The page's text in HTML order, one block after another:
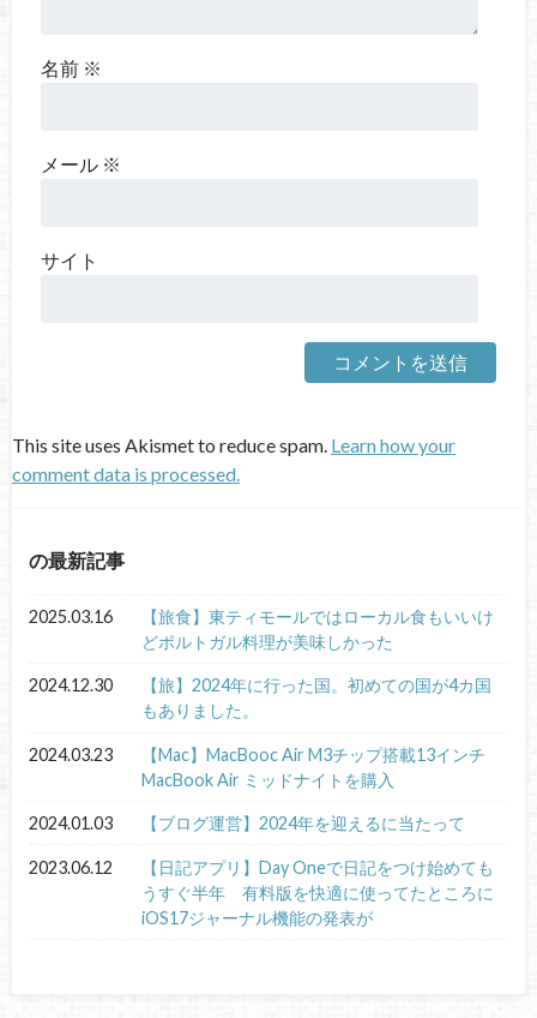
名前 ※
メール ※
サイト
This site uses Akismet to reduce spam. Learn how your
comment data is processed.
の最新記事
2025.03.16
【旅食】東ティモールではローカル食もいいけ
どポルトガル料理が美味しかった
2024.12.30
【旅】2024年に行った国。初めての国が4カ国
もありました。
2024.03.23
【Mac】MacBooc Air M3チップ搭載13インチ
MacBook Air ミッドナイトを購入
2024.01.03 【ブログ運営】2024年を迎えるに当たって
2023.06.12
【日記アプリ】Day Oneで日記をつけ始めても
うすぐ半年 有料版を快適に使ってたところに
iOS17ジャーナル機能の発表が